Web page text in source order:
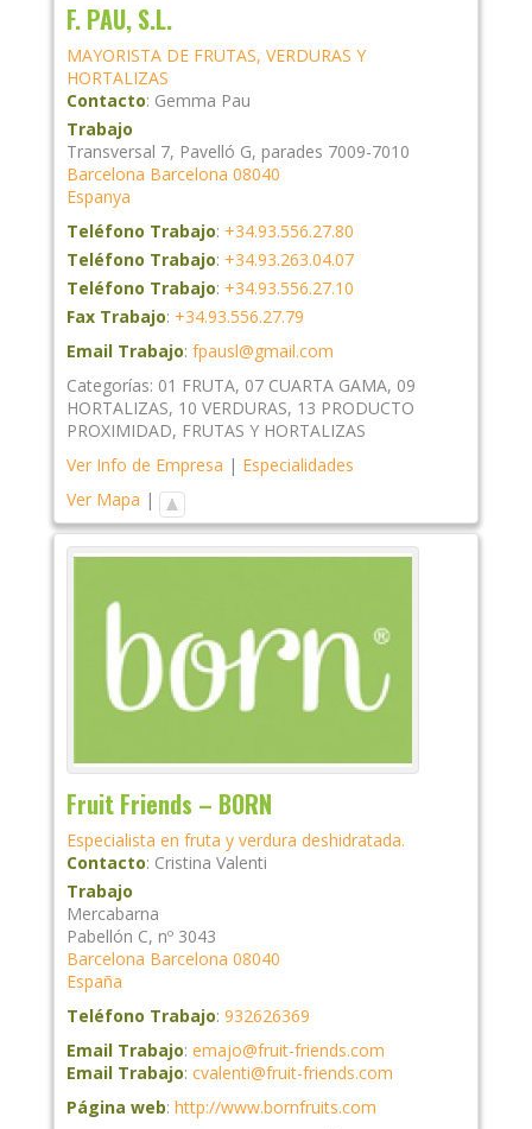
F. PAU, S.L.
MAYORISTA DE FRUTAS, VERDURAS Y
HORTALIZAS
Contacto: Gemma Pau
Trabajo
Transversal 7, Pavelló G, parades 7009-7010
Barcelona Barcelona 08040
Espanya
Teléfono Trabajo: +34.93.556.27.80
Teléfono Trabajo: +34.93.263.04.07
Teléfono Trabajo: +34.93.556.27.10
Fax Trabajo: +34.93.556.27.79
Email Trabajo: fpausl@gmail.com
Categorías: 01 FRUTA, 07 CUARTA GAMA, 09
HORTALIZAS, 10 VERDURAS, 13 PRODUCTO
PROXIMIDAD, FRUTAS Y HORTALIZAS
Ver Info de Empresa | Especialidades
Ver Mapa |
Fruit Friends – BORN
Especialista en fruta y verdura deshidratada.
Contacto: Cristina Valenti
Trabajo
Mercabarna
Pabellón C, nº 3043
Barcelona Barcelona 08040
España
Teléfono Trabajo: 932626369
Email Trabajo: emajo@fruit-friends.com
Email Trabajo: cvalenti@fruit-friends.com
Página web: http://www.bornfruits.com